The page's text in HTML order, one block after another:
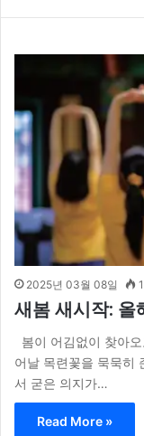
2025년 03월 08일
새봄 새시작: 올
봄이 어김없이 찾아
어날 목련꽃을 묵묵히
서 굳은 의지가…
Read More »